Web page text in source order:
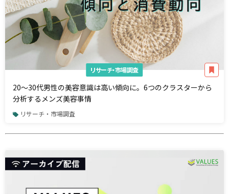
リサーチ・市場調査
20〜30代男性の美容意識は高い傾向に。6つのクラスターから
分析するメンズ美容事情
リサーチ・市場調査